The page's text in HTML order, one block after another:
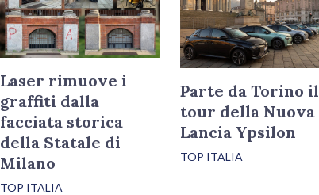
Laser rimuove i
graffiti dalla
facciata storica
della Statale di
Milano
TOP ITALIA
Parte da Torino il
tour della Nuova
Lancia Ypsilon
TOP ITALIA